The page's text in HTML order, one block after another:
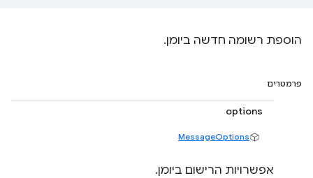
הוספת רשומה חדשה ביומן.
פרמטרים
options
MessageOptions
אפשרויות הרישום ביומן.